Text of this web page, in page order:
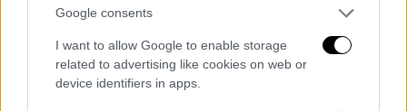
Google consents
I want to allow Google to enable storage
related to advertising like cookies on web or
device identifiers in apps.
Jenna Ortega on "Wednesday":
“I’m doing a show I’m going to be
doing for years where I play a